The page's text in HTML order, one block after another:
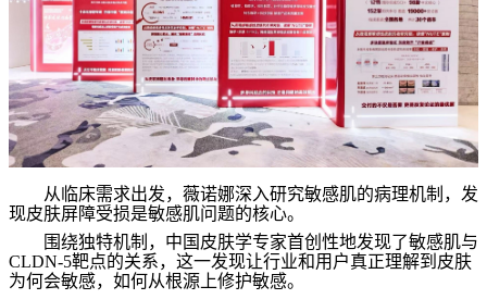
从临床需求出发，薇诺娜深入研究敏感肌的病理机制，发
现皮肤屏障受损是敏感肌问题的核心。
围绕独特机制，中国皮肤学专家首创性地发现了敏感肌与
CLDN-5靶点的关系，这一发现让行业和用户真正理解到皮肤
为何会敏感，如何从根源上修护敏感。